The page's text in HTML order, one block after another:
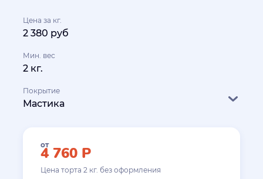
Цена за кг.
2 380 руб
Мин. вес
2 кг.
Покрытие
Мастика
от
4 760 Р
Цена торта 2 кг. без оформления